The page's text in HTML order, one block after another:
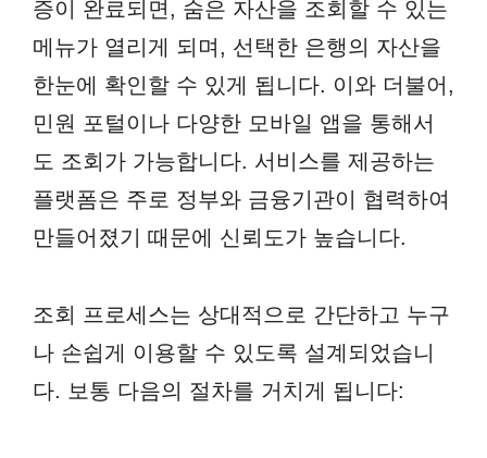
증이 완료되면, 숨은 자산을 조회할 수 있는
메뉴가 열리게 되며, 선택한 은행의 자산을
한눈에 확인할 수 있게 됩니다. 이와 더불어,
민원 포털이나 다양한 모바일 앱을 통해서
도 조회가 가능합니다. 서비스를 제공하는
플랫폼은 주로 정부와 금융기관이 협력하여
만들어졌기 때문에 신뢰도가 높습니다.
조회 프로세스는 상대적으로 간단하고 누구
나 손쉽게 이용할 수 있도록 설계되었습니
다. 보통 다음의 절차를 거치게 됩니다: